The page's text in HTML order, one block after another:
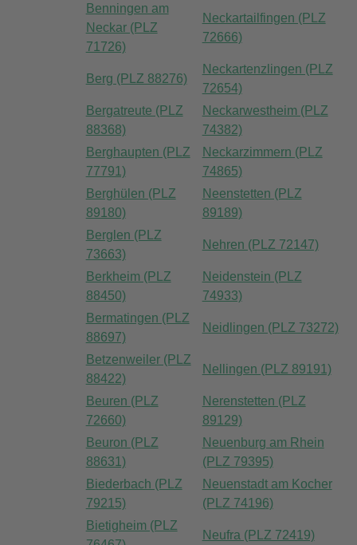
Benningen am
Neckar (PLZ
71726)
Neckartailfingen (PLZ
72666)
Berg (PLZ 88276)
Neckartenzlingen (PLZ
72654)
Bergatreute (PLZ
88368)
Neckarwestheim (PLZ
74382)
Berghaupten (PLZ
77791)
Neckarzimmern (PLZ
74865)
Berghülen (PLZ
89180)
Neenstetten (PLZ
89189)
Berglen (PLZ
73663)
Nehren (PLZ 72147)
Berkheim (PLZ
88450)
Neidenstein (PLZ
74933)
Bermatingen (PLZ
88697)
Neidlingen (PLZ 73272)
Betzenweiler (PLZ
88422)
Nellingen (PLZ 89191)
Beuren (PLZ
72660)
Nerenstetten (PLZ
89129)
Beuron (PLZ
88631)
Neuenburg am Rhein
(PLZ 79395)
Biederbach (PLZ
79215)
Neuenstadt am Kocher
(PLZ 74196)
Bietigheim (PLZ
Neufra (PLZ 72419)